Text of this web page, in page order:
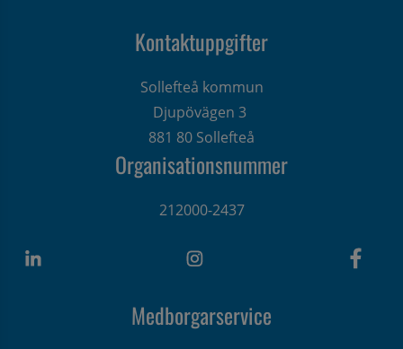
Kontaktuppgifter
Sollefteå kommun
Djupövägen 3
881 80 Sollefteå
Organisationsnummer
212000-2437
Medborgarservice